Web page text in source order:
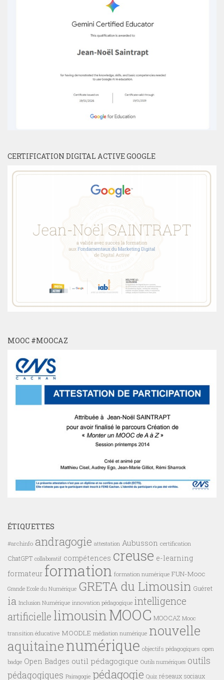
CERTIFICATION DIGITAL ACTIVE GOOGLE
MOOC #MOOCAZ
ÉTIQUETTES
#archinfo andragogie attestation Aubusson certification
ChatGPT collaboratif compétences creuse e-learning
formateur formation formation numérique FUN-Mooc
Grande Ecole du Numérique GRETA du Limousin Guéret
ia Inclusion Numérique innovation pédagogique intelligence
artificielle limousin MOOC MOOCAZ Mooc
transition éducative MOODLE médiation numérique nouvelle
aquitainenumérique objectifs pédagogiques open
badge Open Badges outil pédagogique Outils numériques outils
pédagogiques Pairagogie pédagogie Quiz réseaux sociaux